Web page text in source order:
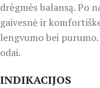
drėgmės balansą. Po
gaivesnė ir
lengvumo bei
odai.
INDIKACIJOS